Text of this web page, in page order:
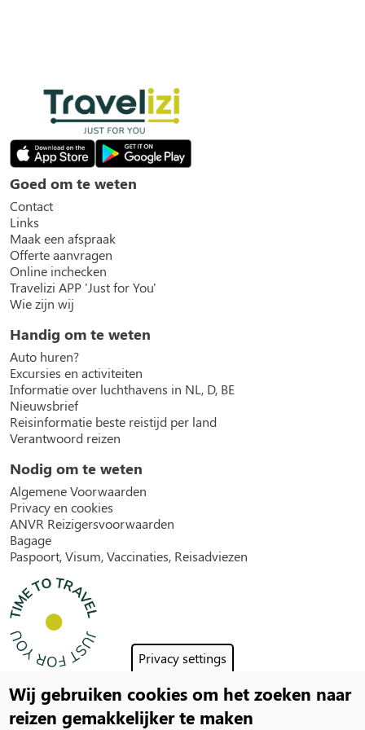
Privacy settings
Wij gebruiken cookies om het zoeken naar
reizen gemakkelijker te maken
Goed om te weten
Contact
Links
Maak een afspraak
Offerte aanvragen
Online inchecken
Travelizi APP 'Just for You'
Wie zijn wij
Handig om te weten
Auto huren?
Excursies en activiteiten
Informatie over luchthavens in NL, D, BE
Nieuwsbrief
Reisinformatie beste reistijd per land
Verantwoord reizen
Nodig om te weten
Algemene Voorwaarden
Privacy en cookies
ANVR Reizigersvoorwaarden
Bagage
Paspoort, Visum, Vaccinaties, Reisadviezen
Social